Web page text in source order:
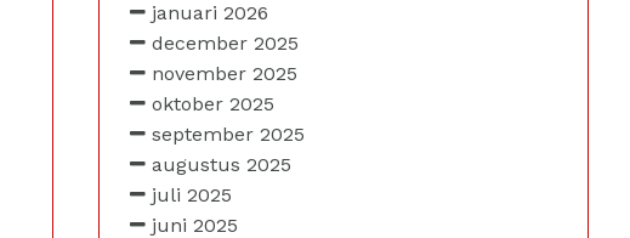
januari 2026
december 2025
november 2025
oktober 2025
september 2025
augustus 2025
juli 2025
juni 2025